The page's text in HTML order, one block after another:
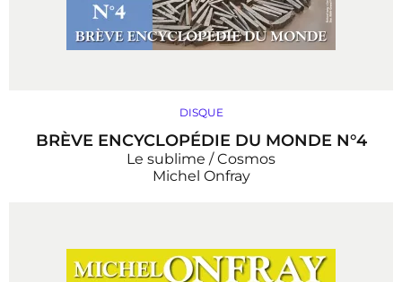
DISQUE
BRÈVE ENCYCLOPÉDIE DU MONDE N°4
Le sublime / Cosmos
Michel Onfray